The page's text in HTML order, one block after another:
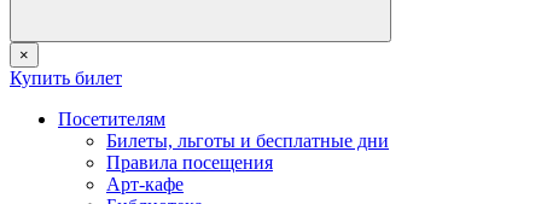
×
Купить билет
Посетителям
Билеты, льготы и бесплатные дни
Правила посещения
Арт-кафе